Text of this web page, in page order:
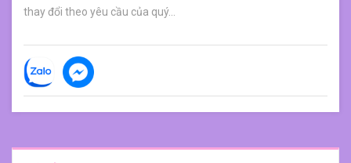
thay đổi theo yêu cầu của quý...